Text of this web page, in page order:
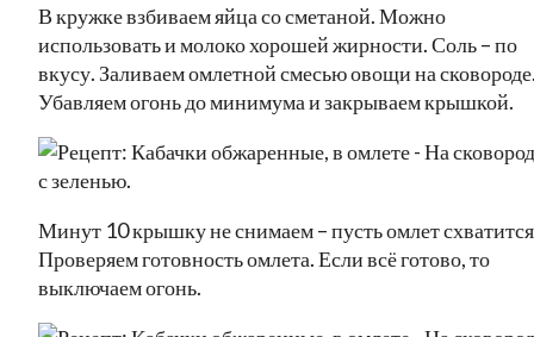
В кружке взбиваем яйца со сметаной. Можно
использовать и молоко хорошей жирности. Соль – по
вкусу. Заливаем омлетной смесью овощи на
Убавляем огонь до минимума и закрываем крышкой.
Минут 10 крышку не снимаем – пусть омлет
Проверяем готовность омлета. Если всё готово, то
выключаем огонь.